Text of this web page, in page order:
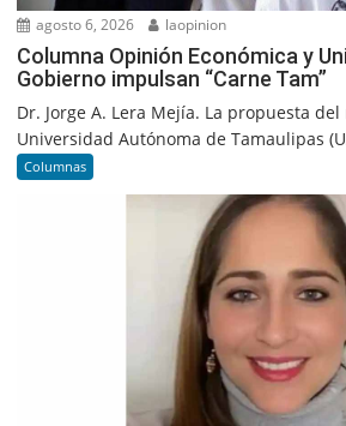
agosto 6, 2026 laopinion
Columna Opinión Económica y
Gobierno impulsan “Carne Tam”
Dr. Jorge A. Lera Mejía. La propuesta
Universidad Autónoma de Tamaulipas
Columnas